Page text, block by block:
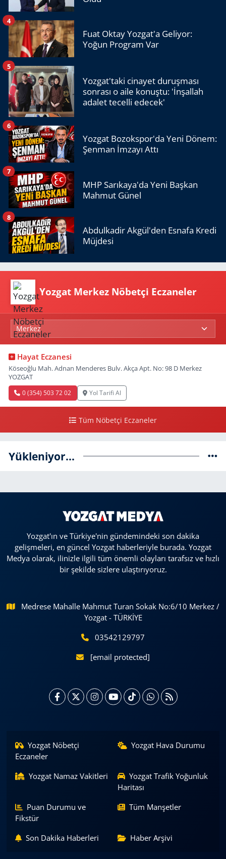
Fuat Oktay Yozgat'a Geliyor:
Yoğun Program Var
4
Yozgat'taki cinayet duruşması
sonrası o aile konuştu: 'İnşallah
adalet tecelli edecek'
5
Yozgat Bozokspor'da Yeni Dönem:
Şenman İmzayı Attı
6
MHP Sarıkaya'da Yeni Başkan
Mahmut Günel
7
Abdulkadir Akgül'den Esnafa Kredi
Müjdesi
8
Yozgat Merkez Nöbetçi Eczaneler
Hayat Eczanesi
Köseoğlu Mah. Adnan Menderes Bulv. Akça Apt. No: 98 D Merkez
YOZGAT
0 (354) 503 72 02 Yol Tarifi Al
Tüm Nöbetçi Eczaneler
Yükleniyor...
Yozgat'ın ve Türkiye'nin gündemindeki son dakika
gelişmeleri, en güncel Yozgat haberleriyle burada. Yozgat
Medya olarak, ilinizle ilgili tüm önemli olayları tarafsız ve hızlı
bir şekilde sizlere ulaştırıyoruz.
Medrese Mahalle Mahmut Turan Sokak No:6/10 Merkez /
Yozgat - TÜRKİYE
03542129797
[email protected]
Yozgat Nöbetçi
Eczaneler
Yozgat Hava Durumu
Yozgat Namaz Vakitleri
Yozgat Trafik Yoğunluk
Haritası
Puan Durumu ve
Fikstür
Tüm Manşetler
Son Dakika Haberleri Haber Arşivi